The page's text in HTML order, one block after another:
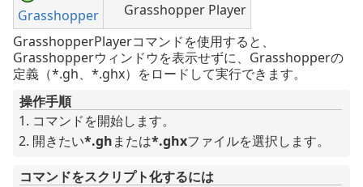
Grasshopper
Grasshopper Player
GrasshopperPlayerコマンドを使用すると、
Grasshopperウィンドウを表示せずに、Grasshopperの
定義（*.gh、*.ghx）をロードして実行できます。
操作手順
コマンドを開始します。
開きたい*.ghまたは*.ghxファイルを選択します。
コマンドをスクリプト化するには